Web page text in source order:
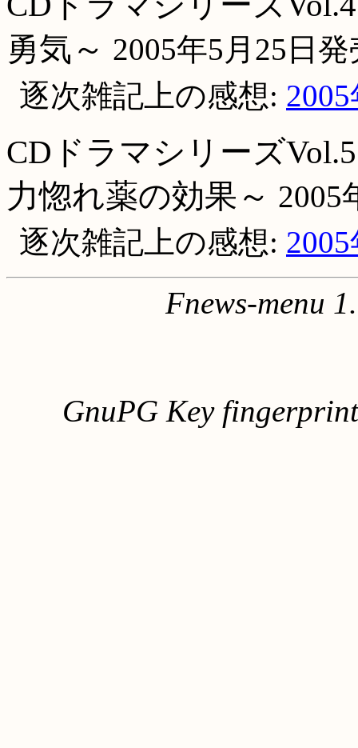
勇気～ 2005年5月25日発
逐次雑記上の感想:
CDドラマシリーズ
力惚れ薬の効果～ 2005
逐次雑記上の感想:
Fnews-menu
GnuPG Key